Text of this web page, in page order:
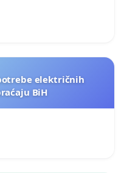
električnih
BiH